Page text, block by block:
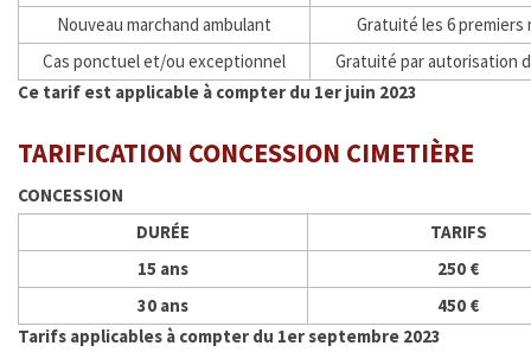
SERVICE PUBLIC
SMICTOM
MÉTÉO France
CHASSE ET PÊCHE
COMMUNAUTÉ DE COMMUNES
Nouveau marchand ambulant
Gratuité les 6 premiers
Cas ponctuel et/ou exceptionnel
Gratuité par autorisation
Ce tarif est applicable à compter du 1er juin 2023
TARIFICATION CONCESSION CIMETIÈRE
CONCESSION
DURÉE
TARIFS
15 ans
250 €
30 ans
450 €
Tarifs applicables à compter du 1er septembre 2023